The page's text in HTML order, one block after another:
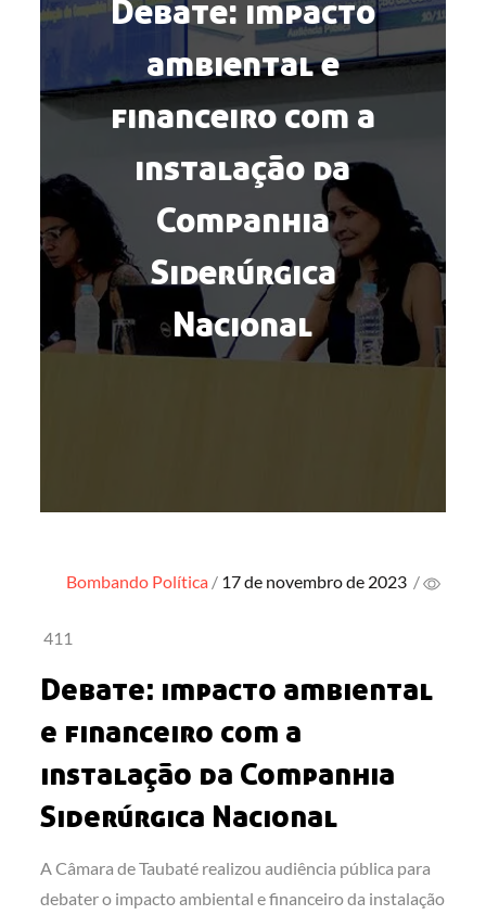
Debate: impacto
ambiental e
financeiro com a
instalação da
Companhia
Siderúrgica
Nacional
Bombando Política Posted
17 de novembro de 2023 /
411
Debate: impacto ambiental
e financeiro com a
instalação da Companhia
Siderúrgica Nacional
A Câmara de Taubaté realizou audiência pública para
debater o impacto ambiental e financeiro da instalação